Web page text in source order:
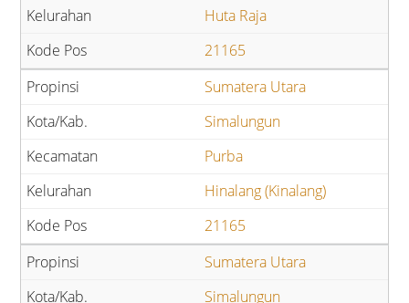
Huta Raja
21165
Sumatera Utara
Simalungun
Purba
Hinalang (Kinalang)
21165
Sumatera Utara
Simalungun